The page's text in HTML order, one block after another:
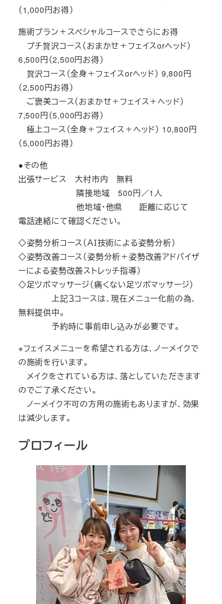
（1,000円お得）
施術プラン＋スペシャルコースでさらにお得
プチ贅沢コース（おまかせ＋フェイスorヘッド）
6,500円（2,500円お得）
贅沢コース（全身＋フェイスorヘッド） 9,800円
（2,500円お得）
ご褒美コース（おまかせ＋フェイス＋ヘッド）
7,500円（5,000円お得）
極上コース（全身＋フェイス＋ヘッド） 10,800円
（5,000円お得）
●その他
出張サービス 大村市内 無料
隣接地域 500円／1人
他地域・他県 距離に応じて
電話連絡にて確認ください。
◇姿勢分析コース（ＡＩ技術による姿勢分析）
◇姿勢改善コース（姿勢分析＋姿勢改善アドバイザ
ーによる姿勢改善ストレッチ指導）
◇足ツボマッサージ（痛くない足ツボマッサージ）
上記３コースは、現在メニュー化前の為、
無料提供中。
予約時に事前申し込みが必要です。
※フェイスメニューを希望される方は、ノーメイクで
の施術を行います。
メイクをされている方は、落としていただきます
のでご了承ください。
ノーメイク不可の方用の施術もありますが、効果
は減少します。
プロフィール